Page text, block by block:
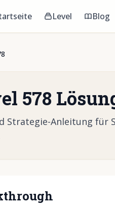
Level Blog
578
Anleitung für
Klicken, um Video abzuspielen